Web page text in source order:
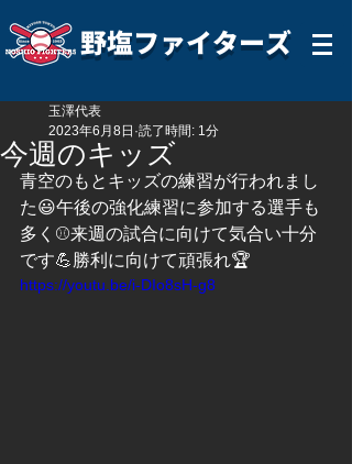
野塩ファイターズ
今週のキッズ
玉澤代表
2023年6月8日 読了時間: 1分
青空のもとキッズの練習が行われまし
た😃午後の強化練習に参加する選手も
多く⚾️来週の試合に向けて気合い十分
です💪勝利に向けて頑張れ🏆
https://youtu.be/i-DIo8sH-g8